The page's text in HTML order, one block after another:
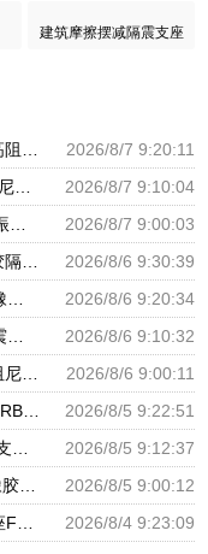
建筑摩擦摆减隔震支座
建筑非连续端铅芯隔震支座厂家 HDR500高阻尼橡胶支座多少钱 建筑橡胶隔震支座LNRLRB源头工厂
2026/8/7 9:20:11
橡胶组合隔震支座源头工厂 HDR1300高阻尼支座 天然橡胶隔震支座厂家直销
2026/8/7 9:10:04
天然隔震支座LNR1000-Ⅱ生产厂家 橡胶减振支座厂家 HDR600隔震支座厂家
2026/8/7 9:00:03
HDR900高阻尼橡胶隔震支座源头工厂 橡胶隔震支座商家生产厂家 LRB支座厂家
2026/8/6 9:30:39
建筑高阻尼变刚度支座生产厂家 LNR系列橡胶隔震支座源头工厂 HDR900高阻尼隔震支座
2026/8/6 9:20:34
建筑橡胶隔震支座厂家有哪些 建筑隔震减震隔震支座源头工厂 LNR1300天然隔震支座生产厂家
2026/8/6 9:10:32
建筑摩擦摆建筑隔震支座厂家 HDR900高阻尼橡胶支座多少钱 橡胶隔震支座供应商源头工厂
2026/8/6 9:00:11
建筑水平力分散型橡胶隔震支座源头工厂 LRB隔震支座 隔震支座LRB1200厂家
2026/8/5 9:22:51
建筑厚肉橡胶隔震支座 LNR1300橡胶隔震支座 建筑分散力型橡胶隔震支座源头工厂
2026/8/5 9:12:37
建筑铅芯橡胶隔震支座定制 LNR400天然橡胶隔震支座厂家电话 LRB橡胶隔震支座1100厂家
2026/8/5 9:00:12
LRB隔震支座400(II型) 建筑摩擦摆隔震支座FPS3A厂家 600的隔震支座
2026/8/4 9:23:09